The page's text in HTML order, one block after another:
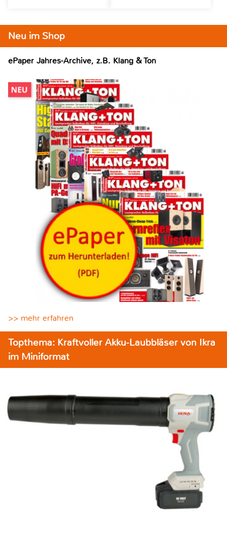
Neu im Shop
ePaper Jahres-Archive, z.B. Klang & Ton
>> mehr erfahren
Topthema: Kraftvoller Akku-Laubbläser von Ikra
im Miniformat